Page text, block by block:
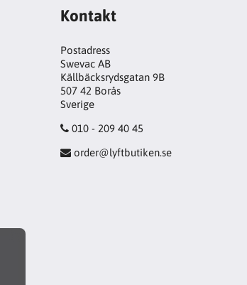
Kontakt
Postadress
Swevac AB
Källbäcksrydsgatan 9B
507 42 Borås
Sverige
010 - 209 40 45
order@lyftbutiken.se